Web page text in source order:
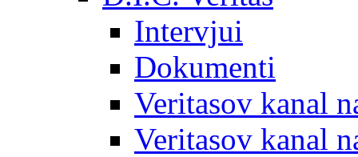
Intervjui
Dokumenti
Veritasov kanal
Veritasov kanal